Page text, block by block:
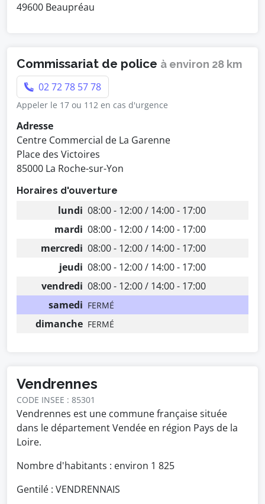
49600 Beaupréau
Commissariat de police à environ 28 km
02 72 78 57 78
Appeler le 17 ou 112 en cas d'urgence
Adresse
Centre Commercial de La Garenne
Place des Victoires
85000 La Roche-sur-Yon
Horaires d'ouverture
lundi 08:00 - 12:00 / 14:00 - 17:00
mardi 08:00 - 12:00 / 14:00 - 17:00
mercredi 08:00 - 12:00 / 14:00 - 17:00
jeudi 08:00 - 12:00 / 14:00 - 17:00
vendredi 08:00 - 12:00 / 14:00 - 17:00
samedi FERMÉ
dimanche FERMÉ
Vendrennes
CODE INSEE : 85301
Vendrennes est une commune française située
dans le département Vendée en région Pays de la
Loire.
Nombre d'habitants : environ 1 825
Gentilé : VENDRENNAIS